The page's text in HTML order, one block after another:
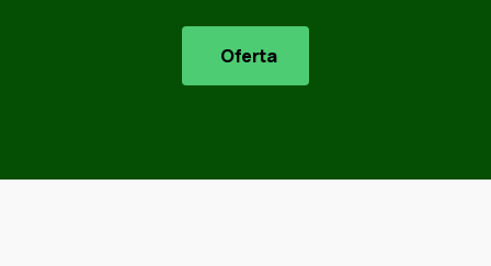
Oferta